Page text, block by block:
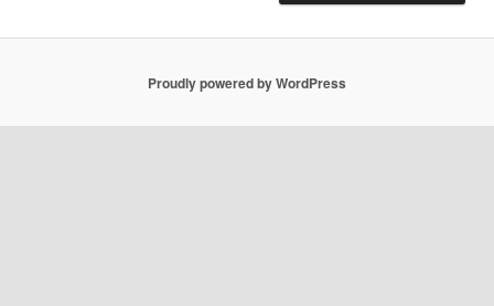
Proudly powered by WordPress